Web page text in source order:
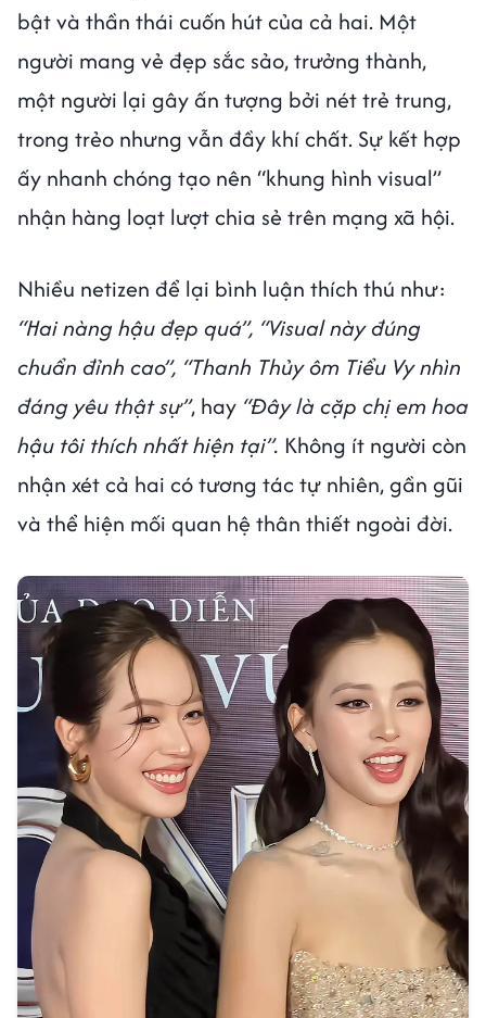
bật và thần thái cuốn hút của cả hai. Một
người mang vẻ đẹp sắc sảo, trưởng thành,
một người lại gây ấn tượng bởi nét trẻ trung,
trong trẻo nhưng vẫn đầy khí chất. Sự kết hợp
ấy nhanh chóng tạo nên “khung hình visual”
nhận hàng loạt lượt chia sẻ trên mạng xã hội.
Nhiều netizen để lại bình luận thích thú như:
“Hai nàng hậu đẹp quá”, “Visual này đúng
chuẩn đỉnh cao”, “Thanh Thủy ôm Tiểu Vy nhìn
đáng yêu thật sự”, hay “Đây là cặp chị em hoa
hậu tôi thích nhất hiện tại”. Không ít người còn
nhận xét cả hai có tương tác tự nhiên, gần gũi
và thể hiện mối quan hệ thân thiết ngoài đời.